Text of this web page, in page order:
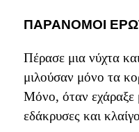
ΠΑΡΑΝΟΜΟΙ
Πέρασε μια νύχτα
μιλούσαν μόνο τα
Μόνο, όταν εχάραξε
εδάκρυσες και